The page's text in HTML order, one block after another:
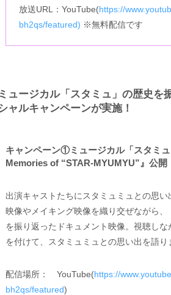
放送URL：YouTube(https://
bh2qs/featured) ※無料配信です
ュージカル「スタミュ」の歴史
ャルキャンペーンが実施！
キャンペーン①ミュージカル「スタミ
Memories of “STAR-MYUMYU”』公開
出演キャストたちにスタミュミュとの思
映像やメイキング映像を織り交ぜながら
を振り返ったドキュメント映像。視聴しな
を付けて、スタミュミュとの思い出を語り
配信場所： YouTube(https://
bh2qs/featured)